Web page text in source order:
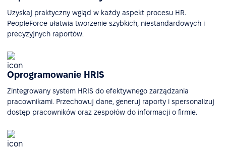
Uzyskaj praktyczny wgląd w każdy aspekt procesu HR.
PeopleForce ułatwia tworzenie szybkich, niestandardowych i
precyzyjnych raportów.
Oprogramowanie HRIS
Zintegrowany system HRIS do efektywnego zarządzania
pracownikami. Przechowuj dane, generuj raporty i spersonalizuj
dostęp pracowników oraz zespołów do informacji o firmie.